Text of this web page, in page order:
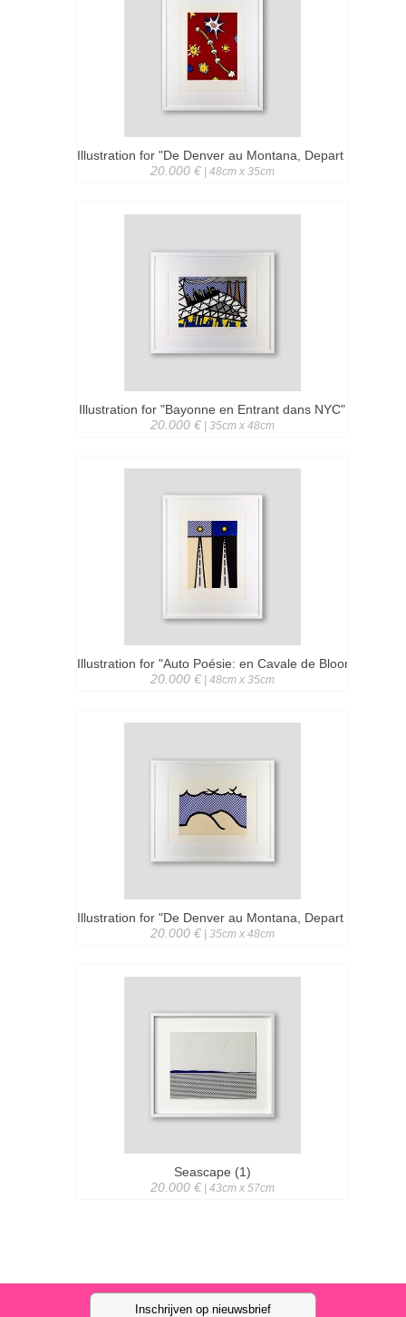
Illustration for "De Denver au Montana, Depart 27 Mai
20.000 €| 48cm x 35cm
Illustration for "Bayonne en Entrant dans NYC"
20.000 €| 35cm x 48cm
Illustration for "Auto Poésie: en Cavale de Bloomington"
20.000 €| 48cm x 35cm
Illustration for "De Denver au Montana, Depart 27 Mai
20.000 €| 35cm x 48cm
Seascape (1)
20.000 €| 43cm x 57cm
Inschrijven op nieuwsbrief